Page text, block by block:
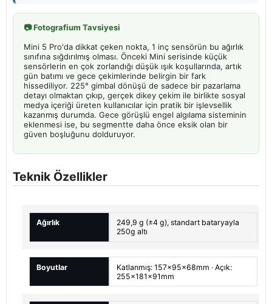
📷 Fotografium Tavsiyesi
Mini 5 Pro'da dikkat çeken nokta, 1 inç sensörün bu ağırlık
sınıfına sığdırılmış olması. Önceki Mini serisinde küçük
sensörlerin en çok zorlandığı düşük ışık koşullarında, artık
gün batımı ve gece çekimlerinde belirgin bir fark
hissediliyor. 225° gimbal dönüşü de sadece bir pazarlama
detayı olmaktan çıkıp, gerçek dikey çekim ile birlikte sosyal
medya içeriği üreten kullanıcılar için pratik bir işlevsellik
kazanmış durumda. Gece görüşlü engel algılama sisteminin
eklenmesi ise, bu segmentte daha önce eksik olan bir
güven boşluğunu dolduruyor.
Teknik Özellikler
Ağırlık
249,9 g (±4 g), standart bataryayla
250g altı
Boyutlar
Katlanmış: 157×95×68mm · Açık:
255×181×91mm